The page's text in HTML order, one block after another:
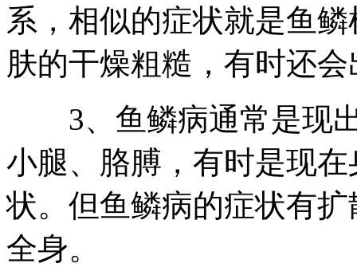
系，相似的症状就是鱼
肤的干燥粗糙，有时还
3、鱼鳞病通常是现出
小腿、胳膊，有时是现
状。但鱼鳞病的症状有
全身。